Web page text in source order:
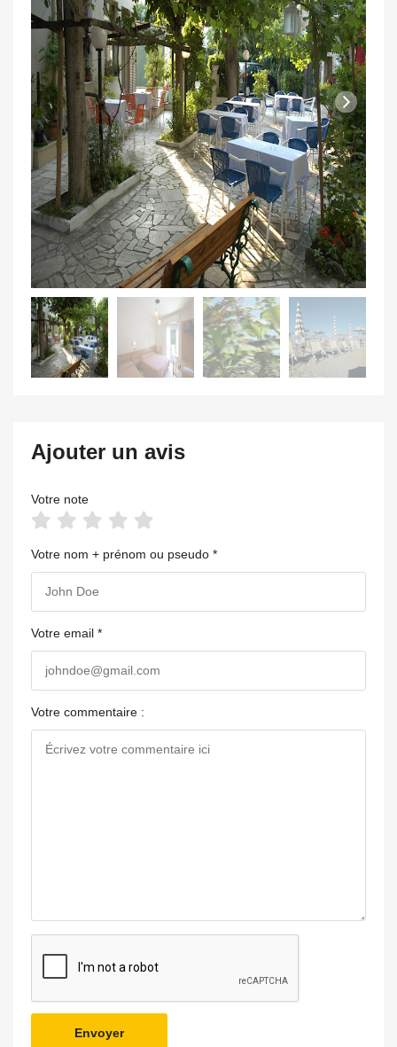
Ajouter un avis
Votre note
Votre nom + prénom ou pseudo *
Votre email *
Votre commentaire :
Envoyer